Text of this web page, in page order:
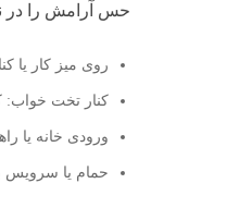
حس آرامش را در
روی میز کار یا
کنار تخت خواب:
ورودی خانه یا
حمام یا سرویس